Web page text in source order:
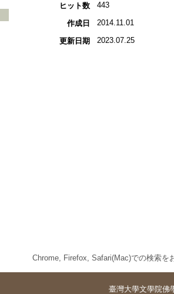
ヒット数
443
作成日 2014.11.01
更新日期 2023.07.25
Chrome, Firefox, Safari(Mac)での検索を
臺灣大學文學院佛